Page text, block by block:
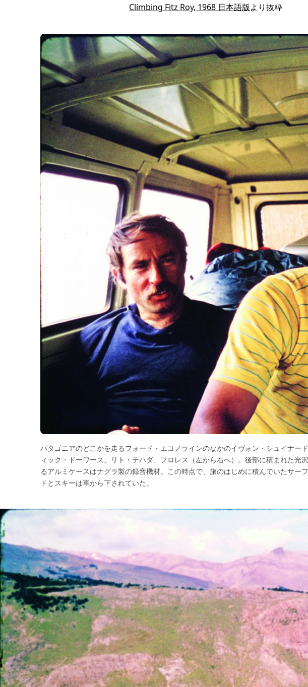
Climbing Fitz Roy, 1968 日本語版より抜粋
パタゴニアのどこかを走るフォード・エコノラインのなかのイヴォン・シュイナー
ィック・ドーワース、リト・テハダ、フロレス（左から右へ）。後部に積まれた光
るアルミケースはナグラ製の録音機材。この時点で、旅のはじめに積んでいたサー
ドとスキーは車から下されていた。